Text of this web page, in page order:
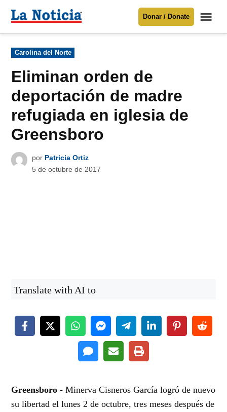
Para mantenerte informado necesitamos
Donar
contenido
Noticia
Donar / Donate
Publicado
en
Carolina del Norte
Eliminan orden de
deportación de madre
refugiada en iglesia de
Greensboro
por Patricia Ortiz
5 de octubre de 2017
Translate with AI to
Greensboro - Minerva Cisneros García logró de nuevo
su libertad el lunes 2 de octubre, tres meses después de